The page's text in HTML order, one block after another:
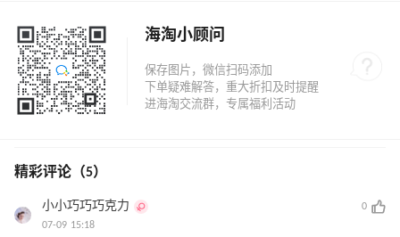
海淘小顾问
精彩评论（5）
小小巧巧巧克力
0
07-09 15:18